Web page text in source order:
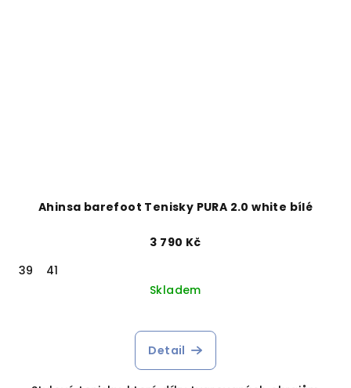
Ahinsa barefoot Tenisky PURA 2.0 white bílé
3 790 Kč
39
41
Skladem
Detail